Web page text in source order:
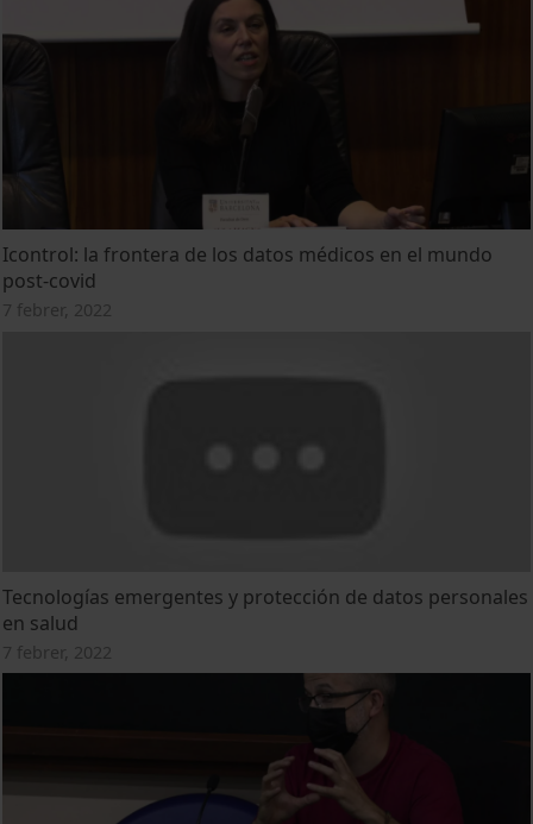
Icontrol: la frontera de los datos médicos en el mundo
post-covid
7 febrer, 2022
Tecnologías emergentes y protección de datos personales
en salud
7 febrer, 2022